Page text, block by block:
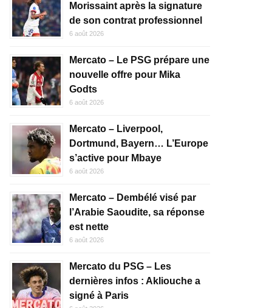
Morissaint après la signature
de son contrat professionnel
6 août 2026
Mercato – Le PSG prépare une
nouvelle offre pour Mika
Godts
6 août 2026
Mercato – Liverpool,
Dortmund, Bayern… L’Europe
s’active pour Mbaye
6 août 2026
Mercato – Dembélé visé par
l’Arabie Saoudite, sa réponse
est nette
6 août 2026
Mercato du PSG – Les
dernières infos : Akliouche a
signé à Paris